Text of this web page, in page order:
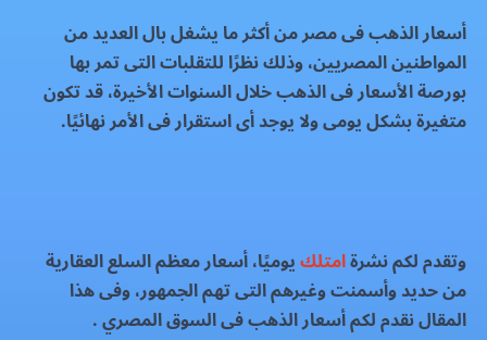
أسعار الذهب فى مصر من أكثر ما يشغل بال العديد من
المواطنين المصريين، وذلك نظرًا للتقلبات التى تمر بها
بورصة الأسعار فى الذهب خلال السنوات الأخيرة، قد تكون
متغيرة بشكل يومى ولا يوجد أى استقرار فى الأمر نهائيًا.
وتقدم لكم نشرةامتلكيوميًا، أسعار معظم السلع العقارية
من حديد وأسمنت وغيرهم التى تهم الجمهور، وفى هذا
المقال نقدم لكم أسعار الذهب فى السوق المصري .